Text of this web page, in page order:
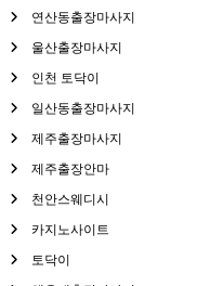
연산동출장마사지
울산출장마사지
인천 토닥이
일산동출장마사지
제주출장마사지
제주출장안마
천안스웨디시
카지노사이트
토닥이